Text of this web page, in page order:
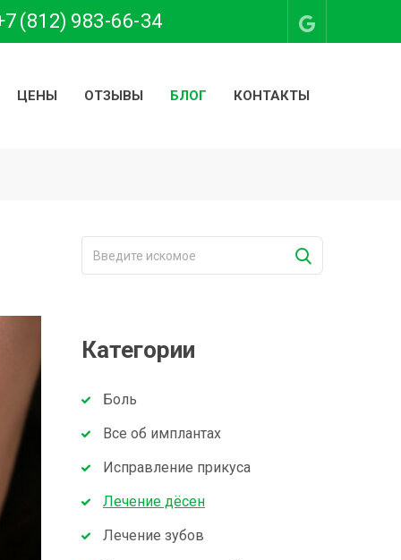
(812) 983-66-34
ЦЕНЫ ОТЗЫВЫ БЛОГ КОНТАКТЫ
Категории
Боль
Все об имплантах
Исправление прикуса
Лечение дёсен
Лечение зубов